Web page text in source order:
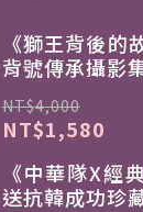
《獅王背後的
背號傳承攝影
NT$4,000
NT$1,580
《中華隊X經
送抗韓成功珍